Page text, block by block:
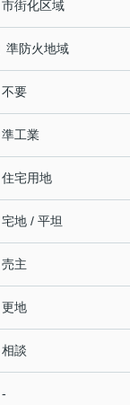
市街化区域
準防火地域
不要
準工業
住宅用地
宅地 / 平坦
売主
更地
相談
-